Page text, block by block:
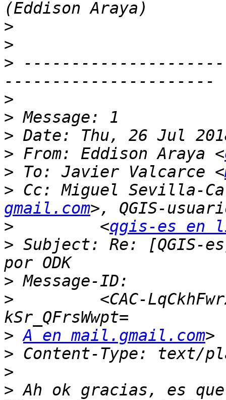
>
>
>
>
>
>
> From: Eddison Araya <
> To: Javier Valcarce <
> Cc: Miguel Sevilla-
gmail.com
>
         <
qgis-es en
> Subject: Re: [QGIS-
>
>
<CAC-
> A en mail.gmail.com
>
>
> Ah ok gracias, es